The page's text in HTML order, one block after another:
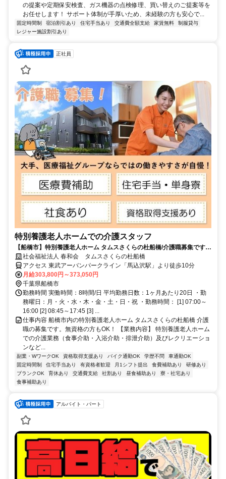
の提案や定期保安検査、ガス機器の点検修理、買い替えのご提案等を
お任せします！ サポート体制が手厚いため、未経験の方も安心で...
固定時間制 宿泊割引あり 住宅手当あり 交通費全額支給 家賃無料
制服貸与
レジャー施設割引あり
正社員
特別養護老人ホームでの介護スタッフ
【船橋市】特別養護老人ホーム タムスさくらの杜船橋/介護職募集です。
＜無資格の方もOK！＞
社会福祉法人 春和会 タムスさくらの杜船橋
アクセス 東武アーバンパークライン「馬込沢駅」より徒歩10分
月給303,800円～373,050円
千葉県船橋市
勤務時間 実働時間：8時間/日 平均勤務日数：1ヶ月あたり20日 ・勤
務曜日：月・火・水・木・金・土・日・祝 ・勤務時間： [1] 07:00～
16:00 [2] 08:45～17:45 [3] ...
仕事内容 船橋市内の特別養護老人ホーム タムスさくらの杜船橋 介護
職の募集です。無資格の方もOK！ 【業務内容】 特別養護老人ホーム
での介護業務（食事介助・入浴介助・排泄介助）及びレクリエーショ
ンなど...
副業・WワークOK 資格取得支援あり バイク通勤OK 学歴不問
車通勤OK
固定時間制
住宅手当あり 有資格者歓迎 月1シフト提出 食費補助あり
研修あり
ブランクOK
育休あり 交通費支給 社割あり 昼食補助あり
寮・社宅あり
食事補助あり
アルバイト・パート